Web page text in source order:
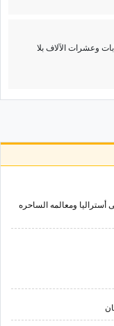
یضرب الیابان.. 5 إصابات وعشرات الآلاف بلا
ومعالمه الساحره